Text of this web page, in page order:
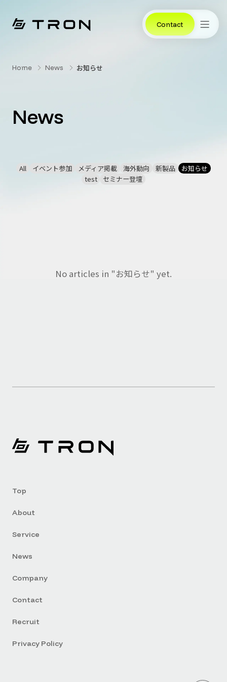
Contact
Home News お知らせ
News
All イベント参加 メディア掲載 海外動向 新製品
お知らせ
test
セミナー登壇
No articles in "お知らせ" yet.
Top
About
Service
News
Company
Contact
Recruit
Privacy Policy